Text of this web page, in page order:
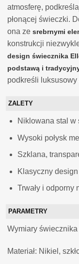
atmosferę,
płonącej świeczki.
ona ze srebrnymi
konstrukcji
design świecznika
podstawą i
podkreśli luksusowy
ZALETY
Niklowana stal w
Wysoki połysk
Szklana,
Klasyczny design
Trwały i odporny
PARAMETRY
Wymiary świecznika
Materiał: Nikiel,